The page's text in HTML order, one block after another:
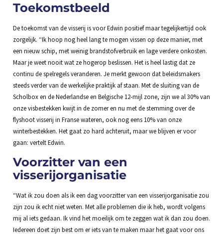
Toekomstbeeld
De toekomst van de visserij is voor Edwin positief maar tegelijkertijd ook
zorgelijk. “Ik hoop nog heel lang te mogen vissen op deze manier, met
een nieuw schip, met weinig brandstofverbruik en lage verdere onkosten.
Maar je weet nooit wat ze hogerop beslissen. Het is heel lastig dat ze
continu de spelregels veranderen. Je merkt gewoon dat beleidsmakers
steeds verder van de werkelijke praktijk af staan. Met de sluiting van de
Scholbox en de Nederlandse en Belgische 12-mijl zone, zijn we al 30% van
onze visbestekken kwijt in de zomer en nu met de stemming over de
flyshoot visserij in Franse wateren, ook nog eens 10% van onze
winterbestekken. Het gaat zo hard achteruit, maar we blijven er voor
gaan: vertelt Edwin.
Voorzitter van een
visserijorganisatie
“Wat ik zou doen als ik een dag voorzitter van een visserijorganisatie zou
zijn zou ik echt niet weten. Met alle problemen die ik heb, wordt volgens
mij al iets gedaan. Ik vind het moeilijk om te zeggen wat ik dan zou doen.
Iedereen doet zijn best om er iets van te maken maar het gaat voor ons